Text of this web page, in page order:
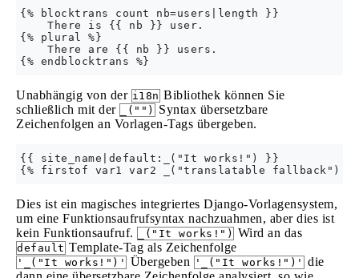
{% blocktrans count nb=users|length }}
    There is {{ nb }} user.
{% plural %}
    There are {{ nb }} users.
Unabhängig von der i18n Bibliothek können Sie
schließlich mit der
_("")
Syntax übersetzbare
Zeichenfolgen an Vorlagen-Tags übergeben.
{{ site_name|default:_("It works!") }}
Dies ist ein magisches integriertes Django-Vorlagensystem,
um eine Funktionsaufrufsyntax nachzuahmen, aber dies ist
kein Funktionsaufruf.
_("It works!") Wird an das
default Template-Tag als Zeichenfolge
'_("It works!")' Übergeben '_("It works!")' die